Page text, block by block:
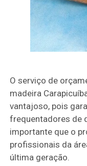
O serviço de
madeira
vantajoso, pois
frequentadores de
importante que o
profissionais da
última geração.